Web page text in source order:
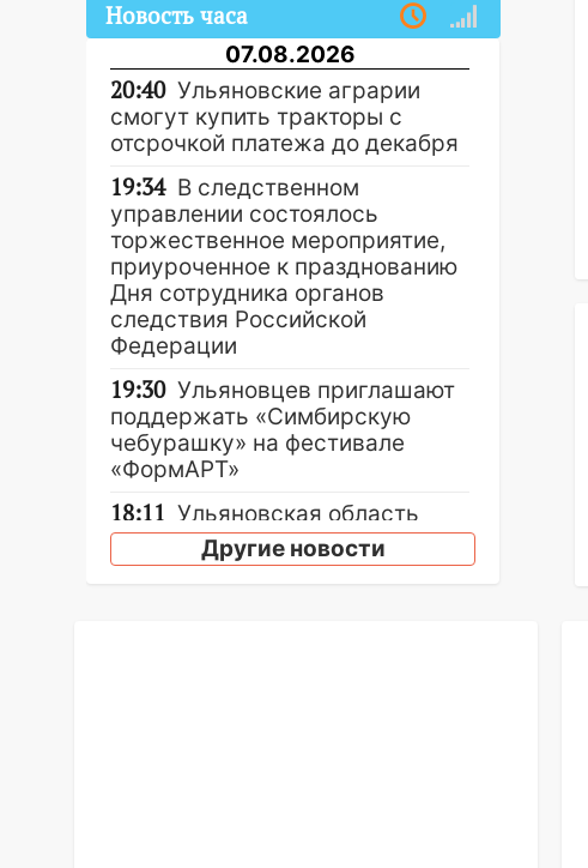
Новость часа
07.08.2026
20:40 Ульяновские аграрии
смогут купить тракторы с
отсрочкой платежа до декабря
19:34 В следственном
управлении состоялось
торжественное мероприятие,
приуроченное к празднованию
Дня сотрудника органов
следствия Российской
Федерации
19:30 Ульяновцев приглашают
поддержать «Симбирскую
чебурашку» на фестивале
«ФормАРТ»
18:11 Ульяновская область
стала пилотным регионом
проекта «Культурное
Другие новости